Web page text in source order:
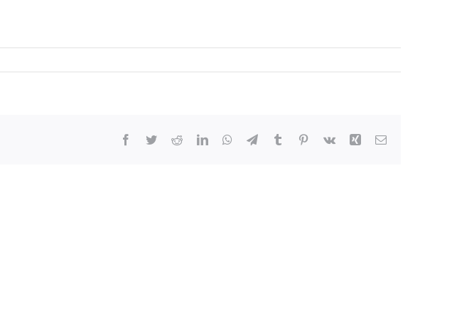
Facebook
TwitterRedditLinkedInWhatsApp
TelegramTumblr Pinterest
Vk Xing Email: